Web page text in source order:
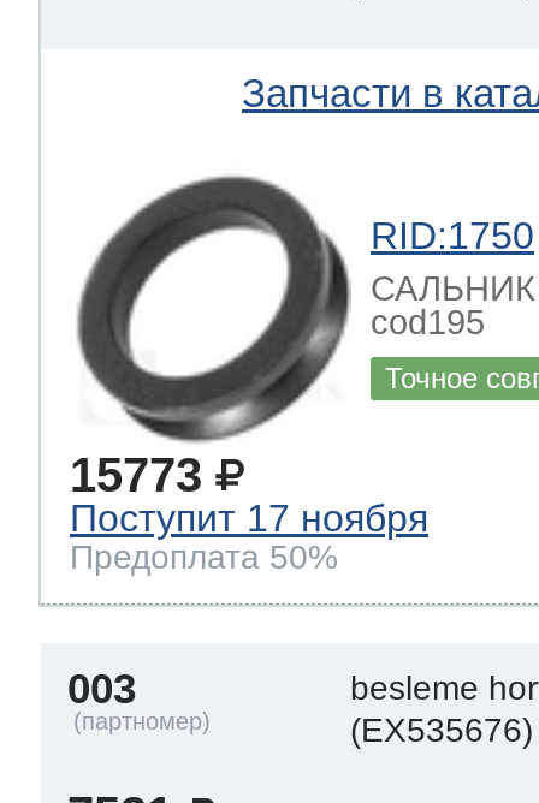
Запчасти в
RID:1750
САЛЬНИК
cod195
Точное
15773
Поступит 17 ноября
Предоплата 50%
003
besleme
(EX535676)